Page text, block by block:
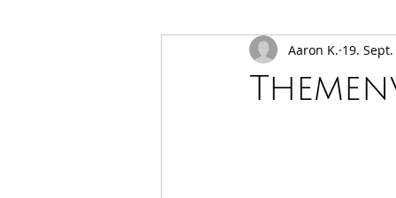
Aaron K. 19.